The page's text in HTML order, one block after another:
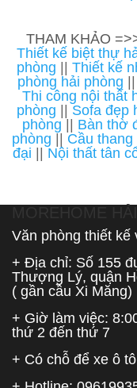
THAM KHẢO
Thiết kế biệt thự
phòng
Thiết kế
phòng hải phòng
Thi công nội thất
phòng
Sofa đẹp
phòng
Bàn thờ
phòng
Cầu
đại
Nội thất tân
Văn phòng thiết kế
+ Địa chỉ: Số 155
Thượng Lý, quận
( gần cầu Xi Măng)
+ Giờ làm việc:
thứ 2 đến thứ 7
+ Có chỗ để xe ô